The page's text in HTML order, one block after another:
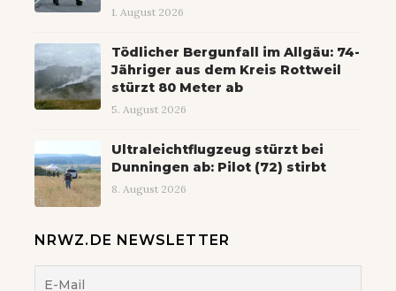
1. August 2026
Tödlicher Bergunfall im Allgäu: 74-
Jähriger aus dem Kreis Rottweil
stürzt 80 Meter ab
5. August 2026
Ultraleichtflugzeug stürzt bei
Dunningen ab: Pilot (72) stirbt
8. August 2026
NRWZ.DE NEWSLETTER